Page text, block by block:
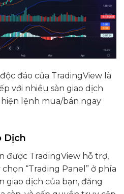
đáo của TradingView là
với nhiều sàn giao dịch
lệnh mua/bán ngay
Dịch
được TradingView hỗ trợ,
“Trading Panel” ở phía
giao dịch của bạn, đăng